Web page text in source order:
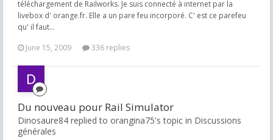
téléchargement de Railworks. Je suis connecté à internet par la
livebox d' orange.fr. Elle a un pare feu incorporé. C' est ce parefeu
qu' il faut...
June 15, 2009
336 replies
Du nouveau pour Rail Simulator
Dinosaure84 replied to orangina75's topic in Discussions
générales